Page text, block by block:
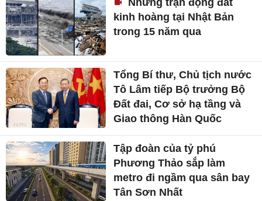
Những trận động đất
kinh hoàng tại Nhật Bản
trong 15 năm qua
Tổng Bí thư, Chủ tịch nước
Tô Lâm tiếp Bộ trưởng Bộ
Đất đai, Cơ sở hạ tầng và
Giao thông Hàn Quốc
Tập đoàn của tỷ phú
Phương Thảo sắp làm
metro đi ngầm qua sân bay
Tân Sơn Nhất